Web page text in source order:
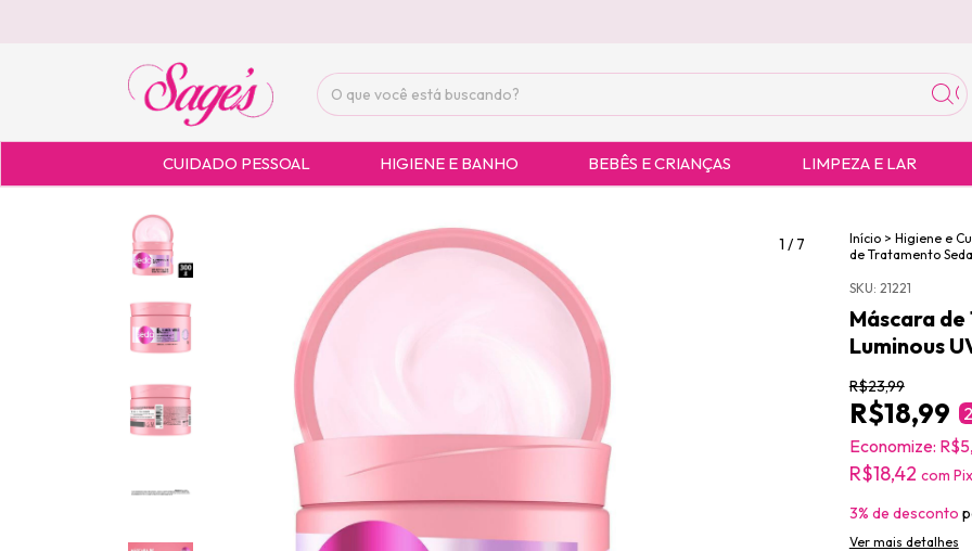
CUIDADO PESSOAL HIGIENE E BANHO BEBÊS E CRIANÇAS LIMPEZA E LAR
1 /7 Início > Higiene e
de Tratamento
SKU: 21221
Máscara
Luminous
R$23,99
R$18,99
Economize:
R$18,42 com Pix
3% de desconto
Ver mais detalhes